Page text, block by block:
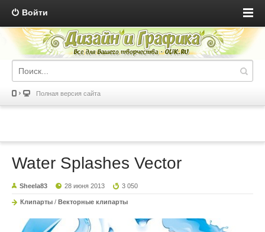
Войти
Полная версия сайта
Water Splashes Vector
Sheela83 28 июня 2013 3 050
Клипарты / Векторные клипарты